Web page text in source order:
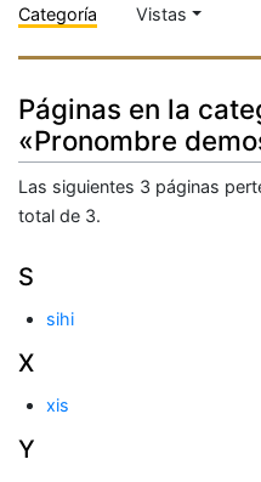
Categoría Vistas
Páginas en la
«Pronombre
Las siguientes 3 páginas
total de 3.
S
sihi
X
xis
Y